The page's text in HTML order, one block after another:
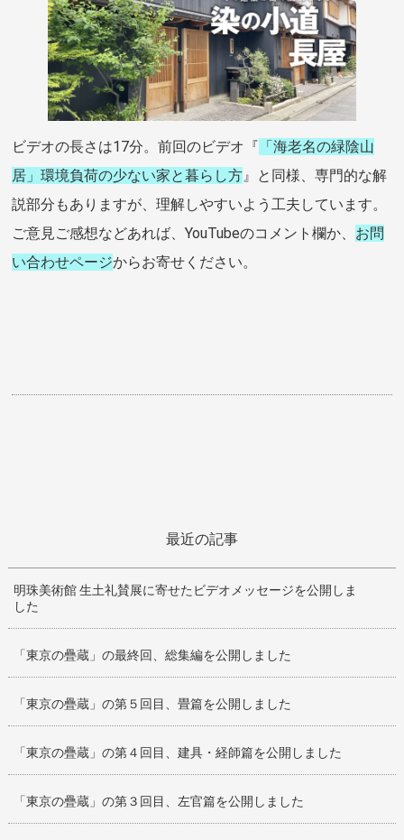
ビデオの長さは17分。前回のビデオ『 「海老名の緑陰山
居」環境負荷の少ない家と暮らし方』と同様、専門的な解
説部分もありますが、理解しやすいよう工夫しています。
ご意見ご感想などあれば、YouTubeのコメント欄か、 お問
い合わせページからお寄せください。
最近の記事
明珠美術館 生土礼賛展に寄せたビデオメッセージを公開しま
した
「東京の疊蔵」の最終回、総集編を公開しました
「東京の疊蔵」の第５回目、畳篇を公開しました
「東京の疊蔵」の第４回目、建具・経師篇を公開しました
「東京の疊蔵」の第３回目、左官篇を公開しました